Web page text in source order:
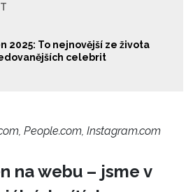
2025: To nejnovější ze života
celebrit
People.com, Instagram.com
na webu – jsme v